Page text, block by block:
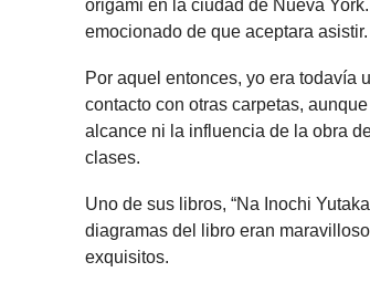
origami en la ciudad de Nueva
emocionado de que aceptara asistir.
Por aquel entonces, yo era todavía
contacto con otras carpetas,
alcance ni la influencia de la obra
clases.
Uno de sus libros, “Na Inochi
diagramas del libro eran
exquisitos.